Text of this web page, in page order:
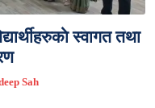
स्वागत तथा
Sah